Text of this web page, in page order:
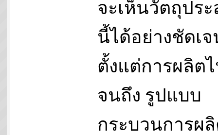
จะเห็นวัตถุปร
นี้ได้อย่างชัดเ
ตั้งแต่การผลิต
จนถึง รูปแบบ
กระบวนการผ